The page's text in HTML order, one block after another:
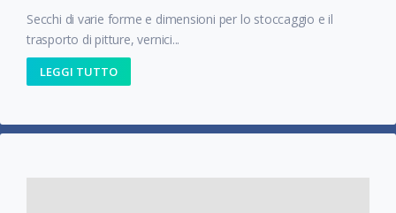
Secchi di varie forme e dimensioni per lo stoccaggio e il
trasporto di pitture, vernici...
LEGGI TUTTO